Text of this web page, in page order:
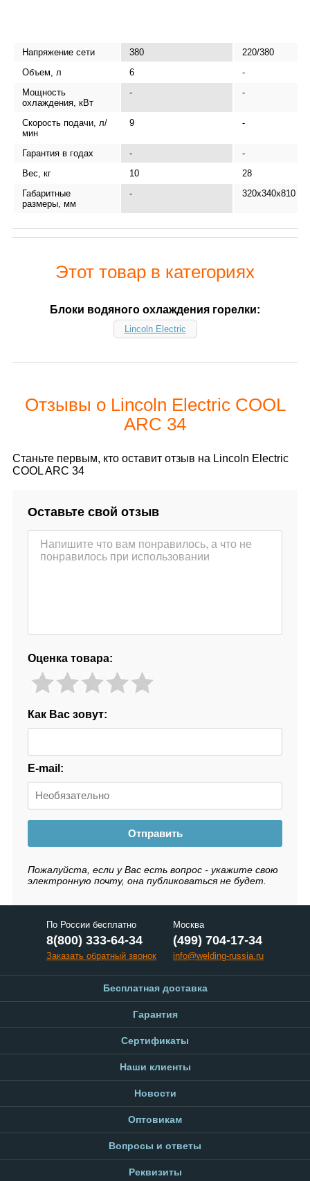
Напряжение сети 380
220/380
Объем, л
6
-
Мощность
охлаждения, кВт
- -
Скорость подачи, л/
мин
9 -
Гарантия в годах -
-
Вес, кг
10
28
Габаритные
размеры, мм
- 320х340х810
Этот товар в категориях
Блоки водяного охлаждения горелки:
Lincoln Electric
Отзывы о Lincoln Electric COOL
ARC 34
Станьте первым, кто оставит отзыв на Lincoln Electric
COOL ARC 34
Оставьте свой отзыв
Оценка товара:
Как Вас зовут:
E-mail:
Отправить
Пожалуйста, если у Вас есть вопрос - укажите свою
электронную почту, она публиковаться не будет.
По России бесплатно
8(800) 333-64-34
Заказать обратный звонок
Москва
(499) 704-17-34
info@welding-russia.ru
Бесплатная доставка
Гарантия
Сертификаты
Наши клиенты
Новости
Оптовикам
Вопросы и ответы
Реквизиты